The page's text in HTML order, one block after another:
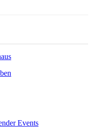
Events